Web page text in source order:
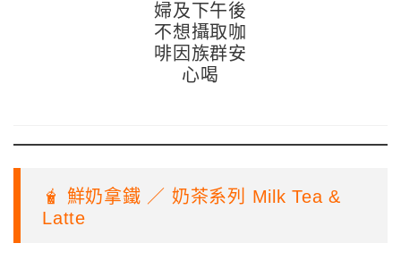
婦及下午後
不想攝取咖
啡因族群安
心喝
🧋 鮮奶拿鐵 ／ 奶茶系列 Milk Tea &
Latte